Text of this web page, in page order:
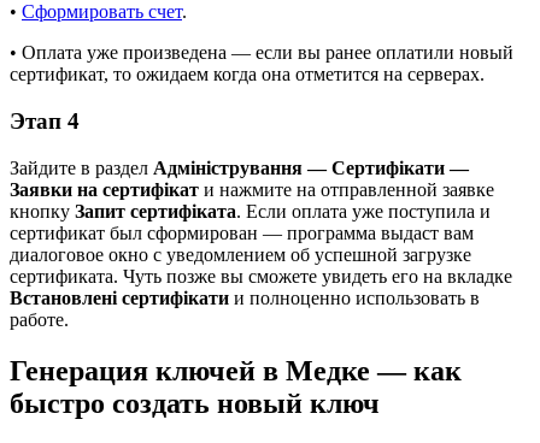
• Сформировать счет.
• Оплата уже произведена — если вы ранее оплатили новый
сертификат, то ожидаем когда она отметится на серверах.
Этап 4
Зайдите в раздел Адміністрування — Сертифікати —
Заявки на сертифікат и нажмите на отправленной заявке
кнопку Запит сертифіката. Если оплата уже поступила и
сертификат был сформирован — программа выдаст вам
диалоговое окно с уведомлением об успешной загрузке
сертификата. Чуть позже вы сможете увидеть его на вкладке
Встановлені сертифікати и полноценно использовать в
работе.
Генерация ключей в Медке — как
быстро создать новый ключ